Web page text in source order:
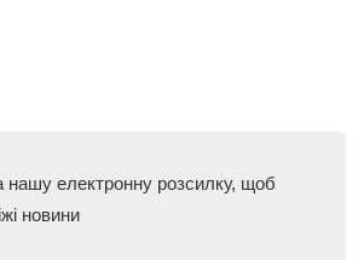
нашу електронну розсилку, щоб
новини